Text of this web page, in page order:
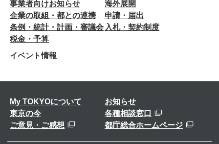
事業者向けお知らせ
海外展開
企業の取組・都との連携
申請・届出
条例・統計・計画・審議会 入札・契約制度
税金・予算
イベント情報
My TOKYOについて
お知らせ
東京の今
各種相談窓口
ご意見・ご感想
都庁総合ホームページ